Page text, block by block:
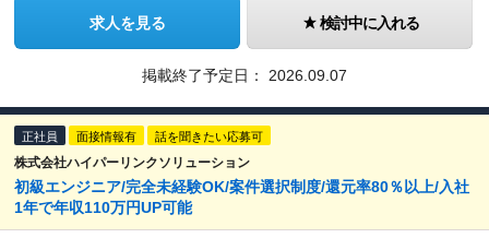
求人を見る 検討中に入れる
掲載終了予定日： 2026.09.07
正社員 面接情報有 話を聞きたい応募可
株式会社ハイパーリンクソリューション
初級エンジニア/完全未経験OK/案件選択制度/還元率80％以上/入社
1年で年収110万円UP可能